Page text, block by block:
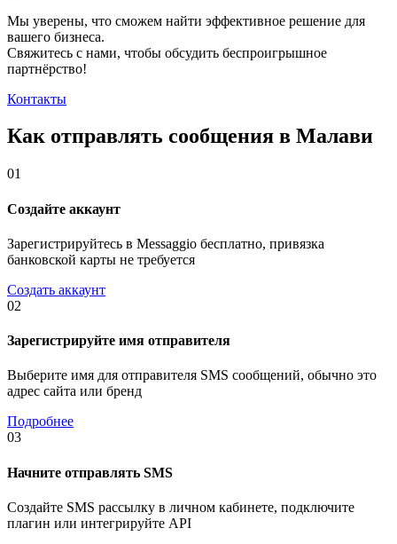
Мы уверены, что сможем найти эффективное решение для
вашего бизнеса.
Свяжитесь с нами, чтобы обсудить беспроигрышное
партнёрство!
Контакты
Как отправлять сообщения в Малави
01
Создайте аккаунт
Зарегистрируйтесь в Messaggio бесплатно, привязка
банковской карты не требуется
Создать аккаунт
02
Зарегистрируйте имя отправителя
Выберите имя для отправителя SMS сообщений, обычно это
адрес сайта или бренд
Подробнее
03
Начните отправлять SMS
Создайте SMS рассылку в личном кабинете, подключите
плагин или интегрируйте API